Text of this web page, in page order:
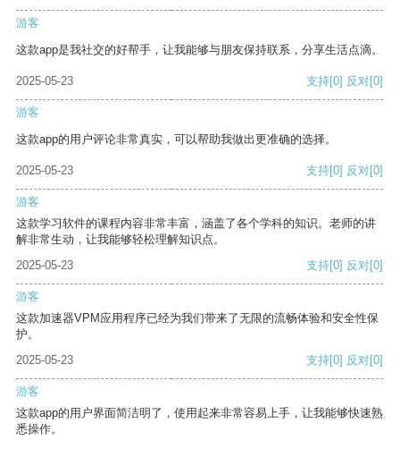
游客
这款app是我社交的好帮手，让我能够与朋友保持联系，分享生活点滴。
2025-05-23 支持[0] 反对[0]
游客
这款app的用户评论非常真实，可以帮助我做出更准确的选择。
2025-05-23 支持[0] 反对[0]
游客
这款学习软件的课程内容非常丰富，涵盖了各个学科的知识。老师的讲
解非常生动，让我能够轻松理解知识点。
2025-05-23
支持[0] 反对[0]
游客
这款加速器VPM应用程序已经为我们带来了无限的流畅体验和安全性保
护。
2025-05-23
支持[0] 反对[0]
游客
这款app的用户界面简洁明了，使用起来非常容易上手，让我能够快速熟
悉操作。